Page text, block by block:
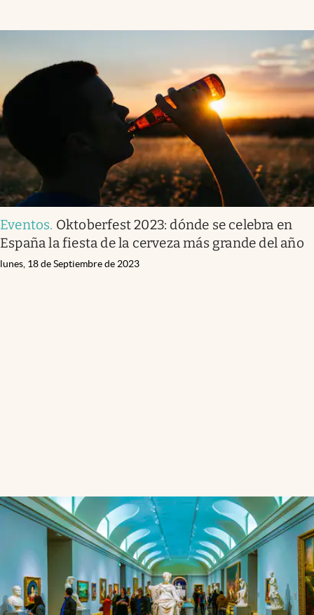
Eventos. Oktoberfest 2023: dónde se celebra en
España la fiesta de la cerveza más grande del año
lunes, 18 de Septiembre de 2023